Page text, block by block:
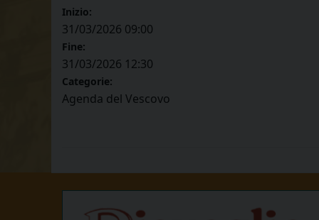
Inizio:
31/03/2026 09:00
Fine:
31/03/2026 12:30
Categorie:
Agenda del Vescovo